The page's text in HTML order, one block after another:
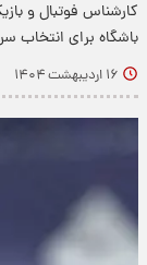
کارشناس فوتبال و
باشگاه برای انتخاب
۱۶ اردیبهشت ۱۴۰۴